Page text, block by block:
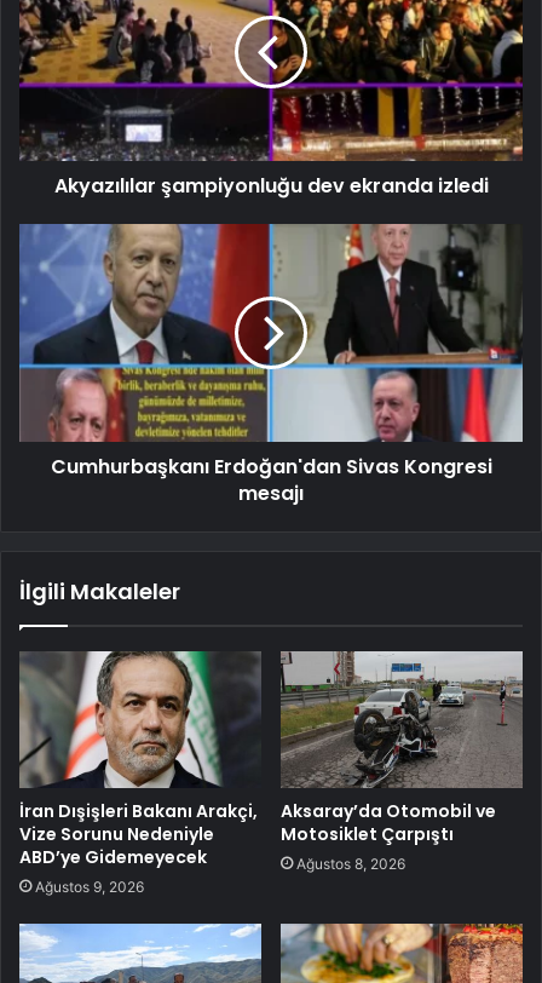
Akyazılılar şampiyonluğu dev ekranda izledi
Cumhurbaşkanı Erdoğan'dan Sivas Kongresi
mesajı
İlgili Makaleler
İran Dışişleri Bakanı Arakçi,
Vize Sorunu Nedeniyle
ABD’ye Gidemeyecek
Ağustos 9, 2026
Aksaray’da Otomobil ve
Motosiklet Çarpıştı
Ağustos 8, 2026